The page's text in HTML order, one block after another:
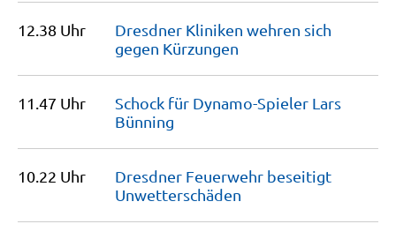
12.38 Uhr
Dresdner Kliniken wehren sich
gegen Kürzungen
11.47 Uhr
Schock für Dynamo-Spieler Lars
Bünning
10.22 Uhr
Dresdner Feuerwehr beseitigt
Unwetterschäden